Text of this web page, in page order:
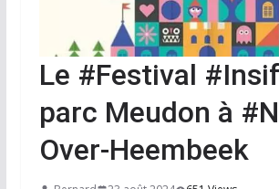
Le #Festival
parc Meudon à
Over-Heembeek